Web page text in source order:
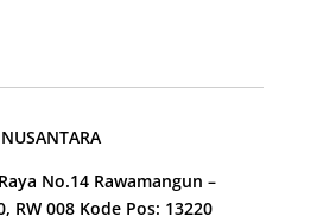
No.14 Rawamangun –
RW 008 Kode Pos: 13220